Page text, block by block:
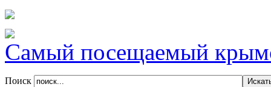
Самый посещаемый
Поиск